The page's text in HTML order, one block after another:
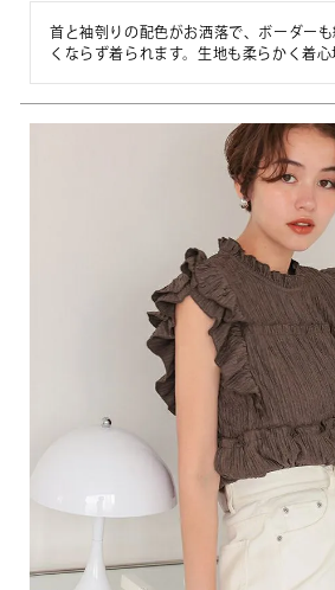
首と袖刳りの配色がお洒落で、ボーダー
くならず着られます。生地も柔らかく着心